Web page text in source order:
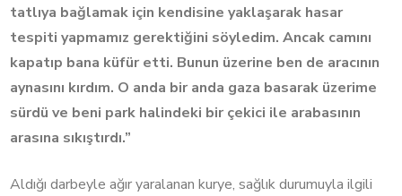
tatlıya bağlamak için kendisine yaklaşarak hasar
tespiti yapmamız gerektiğini söyledim. Ancak camını
kapatıp bana küfür etti. Bunun üzerine ben de aracının
aynasını kırdım. O anda bir anda gaza basarak üzerime
sürdü ve beni park halindeki bir çekici ile arabasının
arasına sıkıştırdı.”
Aldığı darbeyle ağır yaralanan kurye, sağlık durumuyla ilgili